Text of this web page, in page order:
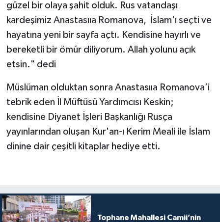
güzel bir olaya şahit olduk. Rus vatandaşı
kardeşimiz Anastasııa Romanova, İslam'ı seçti ve
hayatına yeni bir sayfa açtı. Kendisine hayırlı ve
bereketli bir ömür diliyorum. Allah yolunu açık
etsin." dedi
Müslüman olduktan sonra Anastasııa Romanova’i
tebrik eden İl Müftüsü Yardımcısı Keskin;
kendisine Diyanet İşleri Başkanlığı Rusça
yayınlarından oluşan Kur'an-ı Kerim Meali ile İslam
dinine dair çeşitli kitaplar hediye etti.
Tophane Mahallesi Camii’nin
Düzce Müftülüğü
Edirne Müftülüğü
Elazığ Müftülüğü
Erzincan Müftülüğü
Giresun Müftülüğü
YAŞAM